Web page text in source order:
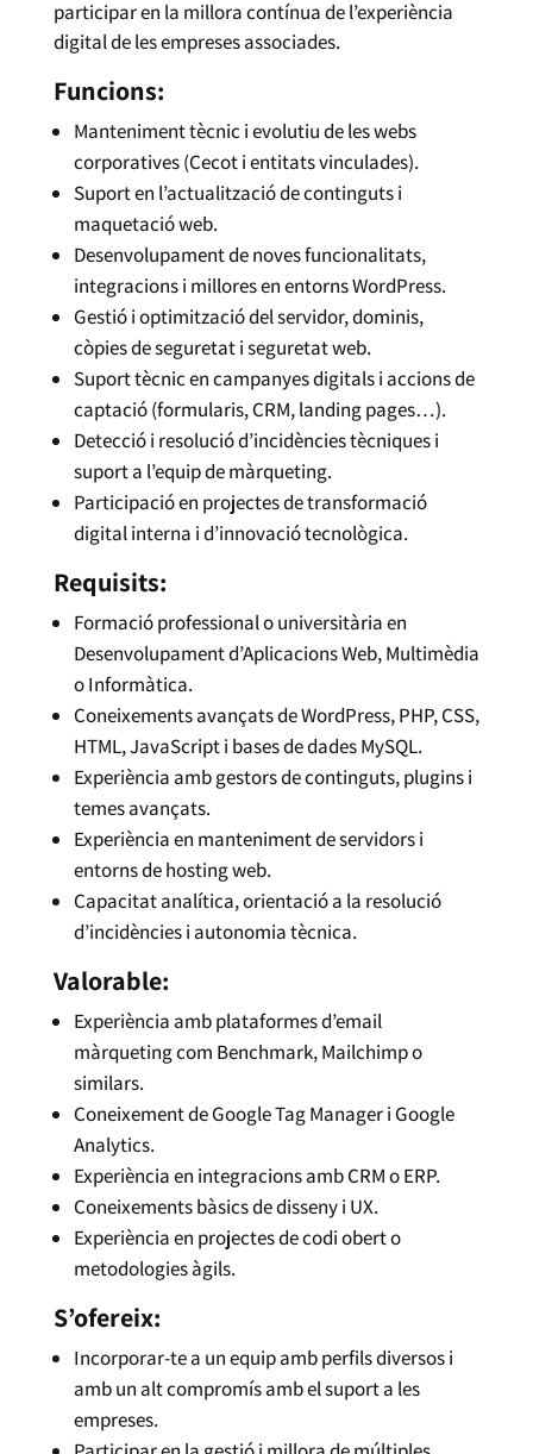
participar en la millora contínua de l’experiència
digital de les empreses associades.
Funcions:
Manteniment tècnic i evolutiu de les webs
corporatives (Cecot i entitats vinculades).
Suport en l’actualització de continguts i
maquetació web.
Desenvolupament de noves funcionalitats,
integracions i millores en entorns WordPress.
Gestió i optimització del servidor, dominis,
còpies de seguretat i seguretat web.
Suport tècnic en campanyes digitals i accions de
captació (formularis, CRM, landing pages…).
Detecció i resolució d’incidències tècniques i
suport a l’equip de màrqueting.
Participació en projectes de transformació
digital interna i d’innovació tecnològica.
Requisits:
Formació professional o universitària en
Desenvolupament d’Aplicacions Web, Multimèdia
o Informàtica.
Coneixements avançats de WordPress, PHP, CSS,
HTML, JavaScript i bases de dades MySQL.
Experiència amb gestors de continguts, plugins i
temes avançats.
Experiència en manteniment de servidors i
entorns de hosting web.
Capacitat analítica, orientació a la resolució
d’incidències i autonomia tècnica.
Valorable:
Experiència amb plataformes d’email
màrqueting com Benchmark, Mailchimp o
similars.
Coneixement de Google Tag Manager i Google
Analytics.
Experiència en integracions amb CRM o ERP.
Coneixements bàsics de disseny i UX.
Experiència en projectes de codi obert o
metodologies àgils.
S’ofereix:
Incorporar-te a un equip amb perfils diversos i
amb un alt compromís amb el suport a les
empreses.